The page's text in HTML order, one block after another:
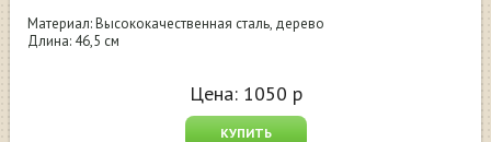
Материал: Высококачественная сталь, дерево
Длина: 46,5 см
Цена: 1050 р
КУПИТЬ